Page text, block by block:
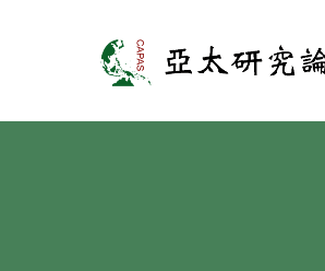
亞太研究論壇